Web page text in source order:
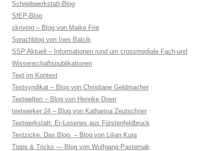
Schreibwerkstatt-Blog
SfEP-Blog
skriving – Blog von Maike Frie
Sprachblog von Ines Balcik
SSP Aktuell – Informationen rund um crossmediale Fach-und
Wissenschaftspublikationen
Text im Kontext
Textsyndikat – Blog von Christiane Geldmacher
Textwelten – Blog von Henrike Doerr
textwerker 24 – Blog von Katharina Zeutschner
Textwerkstatt: Er-Lesenes aus Fürstenfeldbruck
Textzicke. Das Blog. – Blog von Lilian Kura
Tipps & Tricks — Blog von Wolfgang Pasternak